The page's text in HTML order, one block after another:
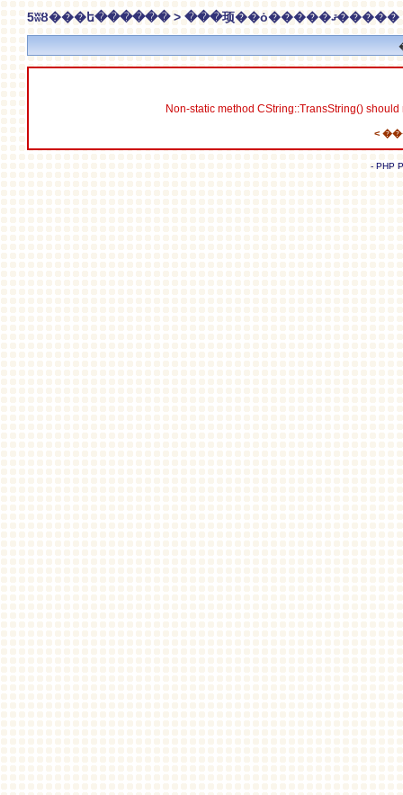
5ʬȢ���ե������ > ���顼��ȯ�����ޤ�����
Non-static method CString::TransString()
- PHP